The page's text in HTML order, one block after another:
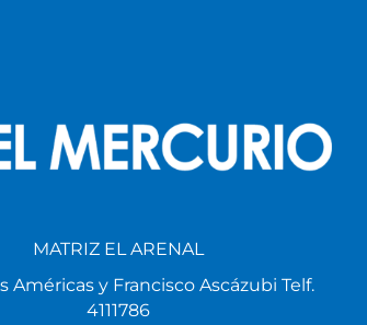
MATRIZ EL ARENAL
Américas y Francisco Ascázubi Telf.
4111786